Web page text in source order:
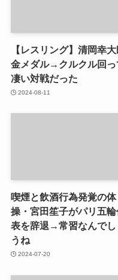
【レスリング】清岡幸
金メダル→クルクル回っ
凄い対戦だった
2024-08-11
喫煙と飲酒行為発覚の体
操・宮田笙子がパリ五輪
表を辞退→常習なんでし
うね
2024-07-20